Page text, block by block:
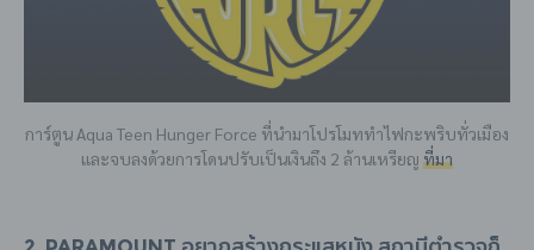
การ์ตูน Aqua Teen Hunger Force ที่นำมาโปรโมททำไฟกะพริบทั่วเมือง
และจบลงด้วยการโดนปรับเป็นเงินถึง 2 ล้านเหรียญ ที่มา